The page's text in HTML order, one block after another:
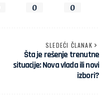
0 0
SLEDEĆI ČLANAK
Šta je rešenje trenutne
situacije: Nova vlada ili novi
izbori?